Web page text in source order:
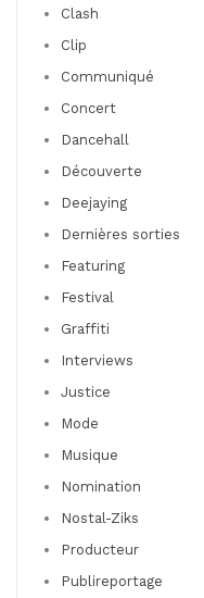
Clash
Clip
Communiqué
Concert
Dancehall
Découverte
Deejaying
Dernières sorties
Featuring
Festival
Graffiti
Interviews
Justice
Mode
Musique
Nomination
Nostal-Ziks
Producteur
Publireportage